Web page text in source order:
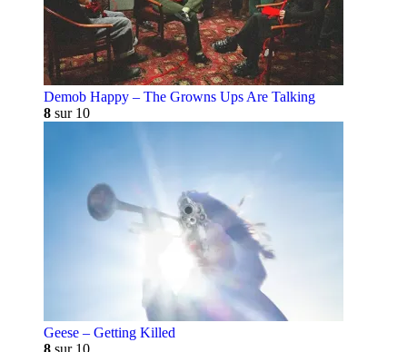
Demob Happy – The Growns Ups Are Talking
8 sur 10
Geese – Getting Killed
8 sur 10